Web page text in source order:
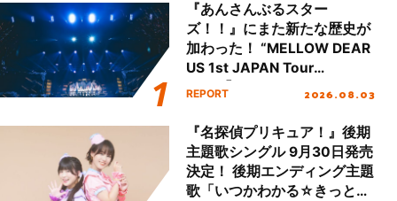
『あんさんぶるスター
ズ！！』にまた新たな歴史が
加わった！ “MELLOW DEAR
US 1st JAPAN Tour
Final「NICE to meet YOU
ート!!
REPORT 2026.08.03
『名探偵プリキュア！』後期
主題歌シングル 9月30日発売
決定！ 後期エンディング主題
歌「いつかわかる☆きっとあ